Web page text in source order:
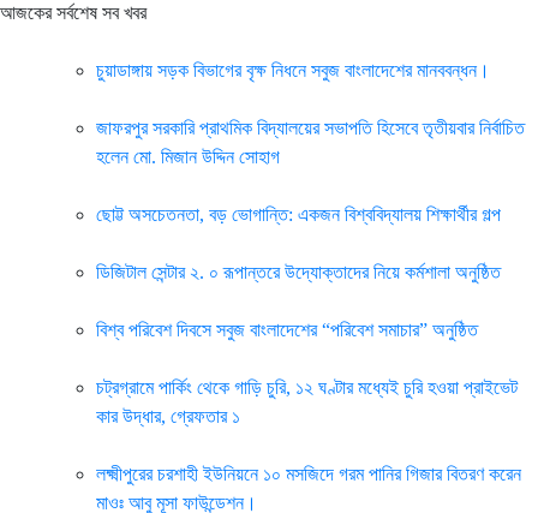
আজকের সর্বশেষ সব খবর
চুয়াডাঙ্গায় সড়ক বিভাগের বৃক্ষ নিধনে সবুজ বাংলাদেশের মানববন্ধন।
জাফরপুর সরকারি প্রাথমিক বিদ্যালয়ের সভাপতি হিসেবে তৃতীয়বার নির্বাচিত
হলেন মো. মিজান উদ্দিন সোহাগ
ছোট্ট অসচেতনতা, বড় ভোগান্তি: একজন বিশ্ববিদ্যালয় শিক্ষার্থীর গল্প
ডিজিটাল সেন্টার ২. ০ রূপান্তরে উদ্যোক্তাদের নিয়ে কর্মশালা অনুষ্ঠিত
বিশ্ব পরিবেশ দিবসে সবুজ বাংলাদেশের “পরিবেশ সমাচার” অনুষ্ঠিত
চট্রগ্রামে পার্কিং থেকে গাড়ি চুরি, ১২ ঘণ্টার মধ্যেই চুরি হওয়া প্রাইভেট
কার উদ্ধার, গ্রেফতার ১
লক্ষ্মীপুরের চরশাহী ইউনিয়নে ১০ মসজিদে গরম পানির গিজার বিতরণ করেন
মাওঃ আবু মূসা ফাউন্ডেশন।